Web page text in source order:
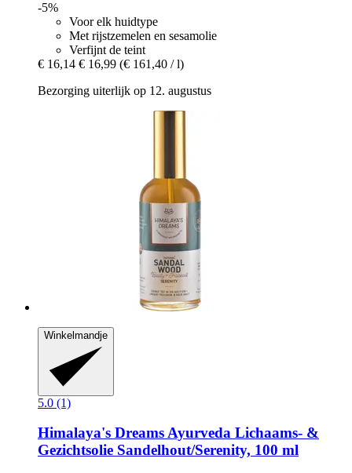
-5%
Voor elk huidtype
Met rijstzemelen en sesamolie
Verfijnt de teint
€ 16,14 € 16,99 (€ 161,40 / l)
Bezorging uiterlijk op 12. augustus
Winkelmandje
5.0 (1)
Himalaya's DreamsAyurveda Lichaams-​ &
Gezichtsolie Sandelhout/Serenity, 100 ml